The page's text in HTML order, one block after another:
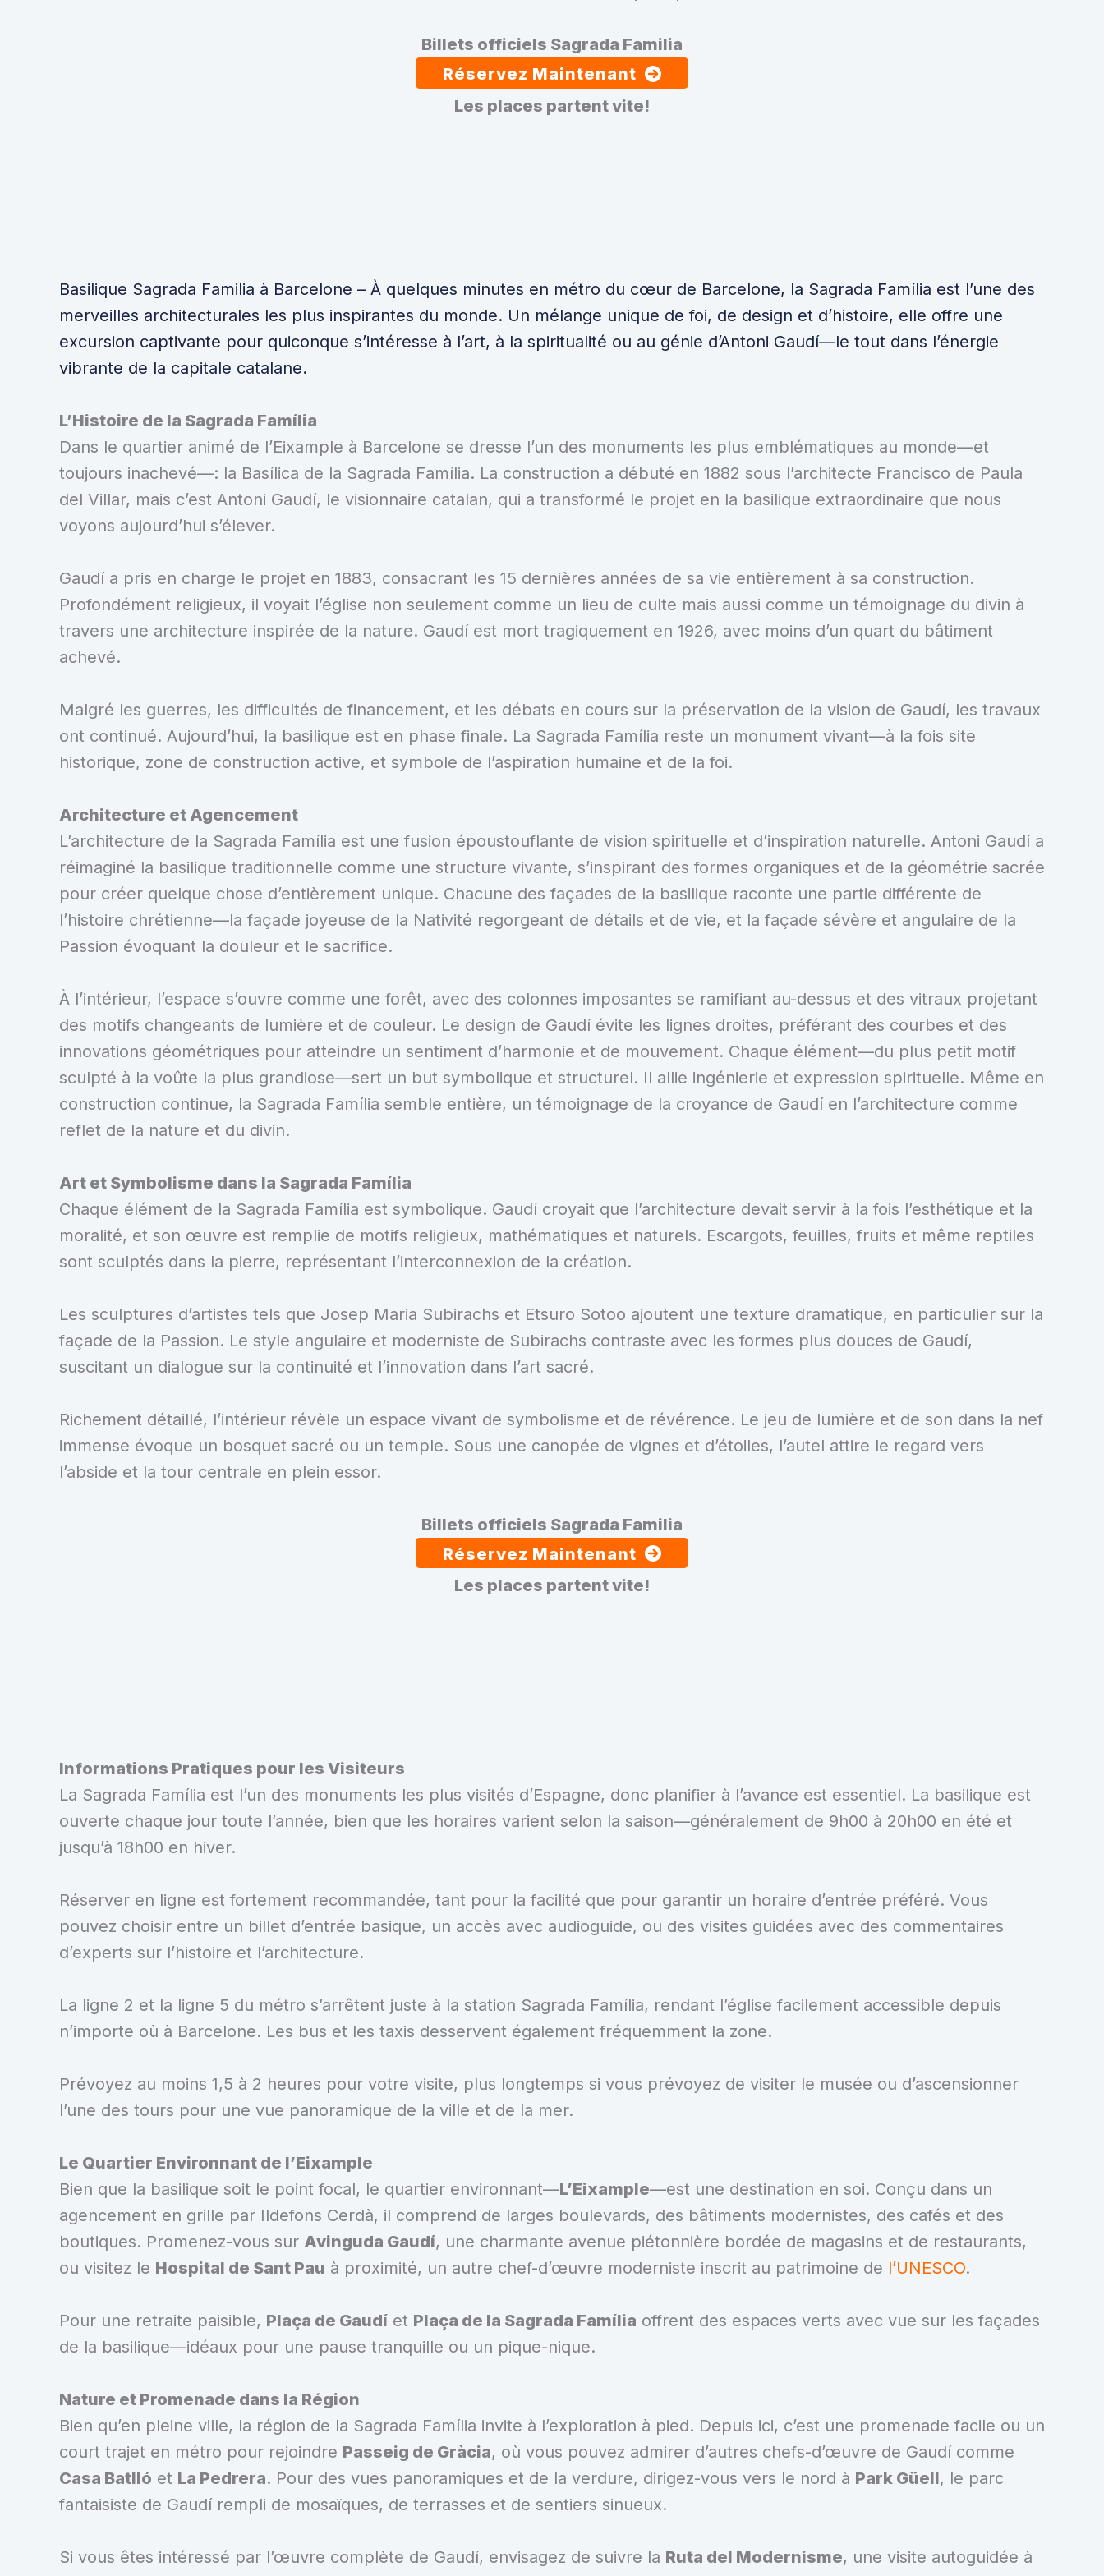
Billets officiels Sagrada Familia
Réservez Maintenant
Les places partent vite!
Basilique Sagrada Familia à Barcelone – À quelques minutes en métro du cœur de Barcelone, la Sagrada Família est l’une des
merveilles architecturales les plus inspirantes du monde. Un mélange unique de foi, de design et d’histoire, elle offre une
excursion captivante pour quiconque s’intéresse à l’art, à la spiritualité ou au génie d’Antoni Gaudí—le tout dans l’énergie
vibrante de la capitale catalane.
L’Histoire de la Sagrada Família
Dans le quartier animé de l’Eixample à Barcelone se dresse l’un des monuments les plus emblématiques au monde—et
toujours inachevé—: la Basílica de la Sagrada Família. La construction a débuté en 1882 sous l’architecte Francisco de Paula
del Villar, mais c’est Antoni Gaudí, le visionnaire catalan, qui a transformé le projet en la basilique extraordinaire que nous
voyons aujourd’hui s’élever.
Gaudí a pris en charge le projet en 1883, consacrant les 15 dernières années de sa vie entièrement à sa construction.
Profondément religieux, il voyait l’église non seulement comme un lieu de culte mais aussi comme un témoignage du divin à
travers une architecture inspirée de la nature. Gaudí est mort tragiquement en 1926, avec moins d’un quart du bâtiment
achevé.
Malgré les guerres, les difficultés de financement, et les débats en cours sur la préservation de la vision de Gaudí, les travaux
ont continué. Aujourd’hui, la basilique est en phase finale. La Sagrada Família reste un monument vivant—à la fois site
historique, zone de construction active, et symbole de l’aspiration humaine et de la foi.
Architecture et Agencement
L’architecture de la Sagrada Família est une fusion époustouflante de vision spirituelle et d’inspiration naturelle. Antoni Gaudí a
réimaginé la basilique traditionnelle comme une structure vivante, s’inspirant des formes organiques et de la géométrie sacrée
pour créer quelque chose d’entièrement unique. Chacune des façades de la basilique raconte une partie différente de
l’histoire chrétienne—la façade joyeuse de la Nativité regorgeant de détails et de vie, et la façade sévère et angulaire de la
Passion évoquant la douleur et le sacrifice.
À l’intérieur, l’espace s’ouvre comme une forêt, avec des colonnes imposantes se ramifiant au-dessus et des vitraux projetant
des motifs changeants de lumière et de couleur. Le design de Gaudí évite les lignes droites, préférant des courbes et des
innovations géométriques pour atteindre un sentiment d’harmonie et de mouvement. Chaque élément—du plus petit motif
sculpté à la voûte la plus grandiose—sert un but symbolique et structurel. Il allie ingénierie et expression spirituelle. Même en
construction continue, la Sagrada Família semble entière, un témoignage de la croyance de Gaudí en l’architecture comme
reflet de la nature et du divin.
Art et Symbolisme dans la Sagrada Família
Chaque élément de la Sagrada Família est symbolique. Gaudí croyait que l’architecture devait servir à la fois l’esthétique et la
moralité, et son œuvre est remplie de motifs religieux, mathématiques et naturels. Escargots, feuilles, fruits et même reptiles
sont sculptés dans la pierre, représentant l’interconnexion de la création.
Les sculptures d’artistes tels que Josep Maria Subirachs et Etsuro Sotoo ajoutent une texture dramatique, en particulier sur la
façade de la Passion. Le style angulaire et moderniste de Subirachs contraste avec les formes plus douces de Gaudí,
suscitant un dialogue sur la continuité et l’innovation dans l’art sacré.
Richement détaillé, l’intérieur révèle un espace vivant de symbolisme et de révérence. Le jeu de lumière et de son dans la nef
immense évoque un bosquet sacré ou un temple. Sous une canopée de vignes et d’étoiles, l’autel attire le regard vers
l’abside et la tour centrale en plein essor.
Billets officiels Sagrada Familia
Réservez Maintenant
Les places partent vite!
Informations Pratiques pour les Visiteurs
La Sagrada Família est l’un des monuments les plus visités d’Espagne, donc planifier à l’avance est essentiel. La basilique est
ouverte chaque jour toute l’année, bien que les horaires varient selon la saison—généralement de 9h00 à 20h00 en été et
jusqu’à 18h00 en hiver.
Réserver en ligne est fortement recommandée, tant pour la facilité que pour garantir un horaire d’entrée préféré. Vous
pouvez choisir entre un billet d’entrée basique, un accès avec audioguide, ou des visites guidées avec des commentaires
d’experts sur l’histoire et l’architecture.
La ligne 2 et la ligne 5 du métro s’arrêtent juste à la station Sagrada Família, rendant l’église facilement accessible depuis
n’importe où à Barcelone. Les bus et les taxis desservent également fréquemment la zone.
Prévoyez au moins 1,5 à 2 heures pour votre visite, plus longtemps si vous prévoyez de visiter le musée ou d’ascensionner
l’une des tours pour une vue panoramique de la ville et de la mer.
Le Quartier Environnant de l’Eixample
Bien que la basilique soit le point focal, le quartier environnant—L’Eixample—est une destination en soi. Conçu dans un
agencement en grille par Ildefons Cerdà, il comprend de larges boulevards, des bâtiments modernistes, des cafés et des
boutiques. Promenez-vous sur Avinguda Gaudí, une charmante avenue piétonnière bordée de magasins et de restaurants,
ou visitez le Hospital de Sant Pau à proximité, un autre chef-d’œuvre moderniste inscrit au patrimoine de l’UNESCO.
Pour une retraite paisible, Plaça de Gaudí et Plaça de la Sagrada Família offrent des espaces verts avec vue sur les façades
de la basilique—idéaux pour une pause tranquille ou un pique-nique.
Nature et Promenade dans la Région
Bien qu’en pleine ville, la région de la Sagrada Família invite à l’exploration à pied. Depuis ici, c’est une promenade facile ou un
court trajet en métro pour rejoindre Passeig de Gràcia, où vous pouvez admirer d’autres chefs-d’œuvre de Gaudí comme
Casa Batlló et La Pedrera. Pour des vues panoramiques et de la verdure, dirigez-vous vers le nord à Park Güell, le parc
fantaisiste de Gaudí rempli de mosaïques, de terrasses et de sentiers sinueux.
Si vous êtes intéressé par l’œuvre complète de Gaudí, envisagez de suivre la Ruta del Modernisme, une visite autoguidée à